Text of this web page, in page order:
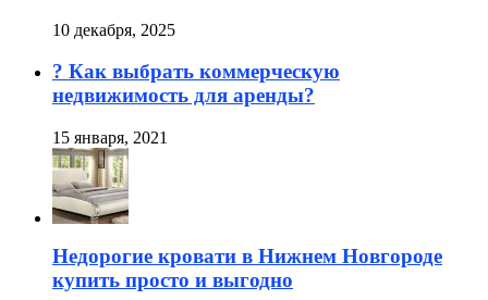
10 декабря, 2025
? Как выбрать коммерческую
недвижимость для аренды?
15 января, 2021
Недорогие кровати в Нижнем Новгороде
купить просто и выгодно